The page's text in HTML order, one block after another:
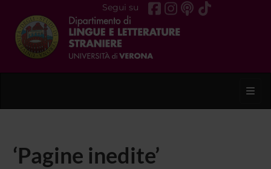
Segui su
‘Pagine inedite’